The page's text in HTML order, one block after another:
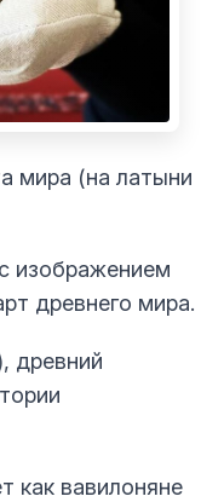
мира (на латыни
изображением
древнего мира.
древний
как вавилоняне